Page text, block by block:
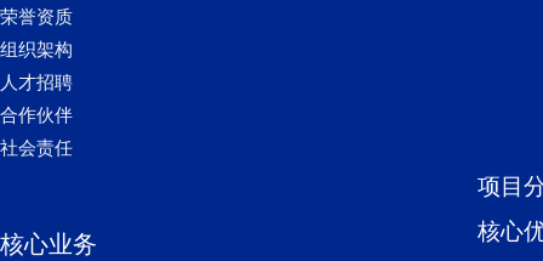
荣誉资质
组织架构
人才招聘
合作伙伴
社会责任
核心业务
项目
核心